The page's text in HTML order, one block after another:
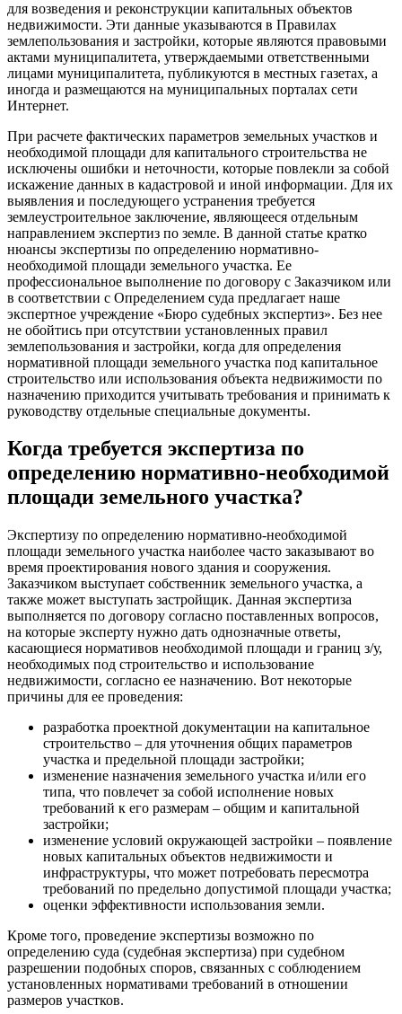
для возведения и реконструкции капитальных объектов
недвижимости. Эти данные указываются в Правилах
землепользования и застройки, которые являются правовыми
актами муниципалитета, утверждаемыми ответственными
лицами муниципалитета, публикуются в местных газетах, а
иногда и размещаются на муниципальных порталах сети
Интернет.
При расчете фактических параметров земельных участков и
необходимой площади для капитального строительства не
исключены ошибки и неточности, которые повлекли за собой
искажение данных в кадастровой и иной информации. Для их
выявления и последующего устранения требуется
землеустроительное заключение, являющееся отдельным
направлением экспертиз по земле. В данной статье кратко
нюансы экспертизы по определению нормативно-
необходимой площади земельного участка. Ее
профессиональное выполнение по договору с Заказчиком или
в соответствии с Определением суда предлагает наше
экспертное учреждение «Бюро судебных экспертиз». Без нее
не обойтись при отсутствии установленных правил
землепользования и застройки, когда для определения
нормативной площади земельного участка под капитальное
строительство или использования объекта недвижимости по
назначению приходится учитывать требования и принимать к
руководству отдельные специальные документы.
Когда требуется экспертиза по
определению нормативно-необходимой
площади земельного участка?
Экспертизу по определению нормативно-необходимой
площади земельного участка наиболее часто заказывают во
время проектирования нового здания и сооружения.
Заказчиком выступает собственник земельного участка, а
также может выступать застройщик. Данная экспертиза
выполняется по договору согласно поставленных вопросов,
на которые эксперту нужно дать однозначные ответы,
касающиеся нормативов необходимой площади и границ з/у,
необходимых под строительство и использование
недвижимости, согласно ее назначению. Вот некоторые
причины для ее проведения:
разработка проектной документации на капитальное
строительство – для уточнения общих параметров
участка и предельной площади застройки;
изменение назначения земельного участка и/или его
типа, что повлечет за собой исполнение новых
требований к его размерам – общим и капитальной
застройки;
изменение условий окружающей застройки – появление
новых капитальных объектов недвижимости и
инфраструктуры, что может потребовать пересмотра
требований по предельно допустимой площади участка;
оценки эффективности использования земли.
Кроме того, проведение экспертизы возможно по
определению суда (судебная экспертиза) при судебном
разрешении подобных споров, связанных с соблюдением
установленных нормативами требований в отношении
размеров участков.